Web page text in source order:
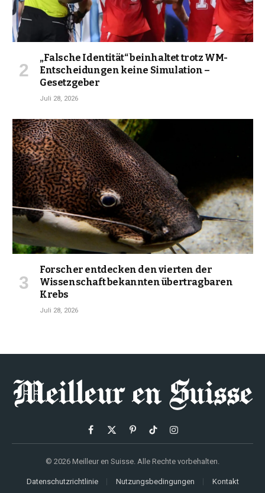
„Falsche Identität“ beinhaltet trotz WM-
Entscheidungen keine Simulation –
Gesetzgeber
Juli 28, 2026
Forscher entdecken den vierten der
Wissenschaft bekannten übertragbaren
Krebs
Juli 28, 2026
Facebook
X
PinterestTikTokInstagram
© 2026 Meilleur en Suisse. Alle Rechte vorbehalten.
Datenschutzrichtlinie Nutzungsbedingungen Kontakt